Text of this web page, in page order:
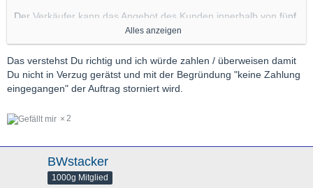
Der Verkäufer kann das Angebot des Kunden innerhalb von fünf
-
-indem er den Kunden nach Abgabe von dessen Bestellung zur
Zahlung auffordert.
Rechung = Auftraganahme
Alles anzeigen
Das verstehst Du richtig und ich würde zahlen / überweisen damit
Du nicht in Verzug gerätst und mit der Begründung "keine Zahlung
eingegangen" der Auftrag storniert wird.
2
BWstacker
1000g Mitglied